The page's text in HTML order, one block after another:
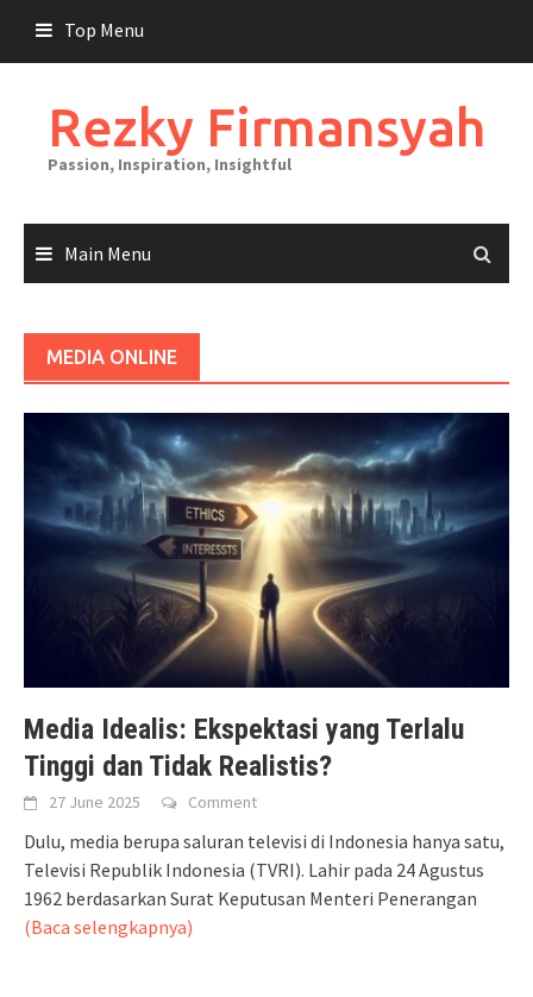
content
Top Menu
Rezky Firmansyah
Passion, Inspiration, Insightful
Main Menu
MEDIA ONLINE
Media Idealis: Ekspektasi yang Terlalu
Tinggi dan Tidak Realistis?­
27 June 2025 Comment
Dulu, media berupa saluran televisi di Indonesia hanya satu,
Televisi Republik Indonesia (TVRI). Lahir pada 24 Agustus
1962 berdasarkan Surat Keputusan Menteri Penerangan
(Baca selengkapnya)